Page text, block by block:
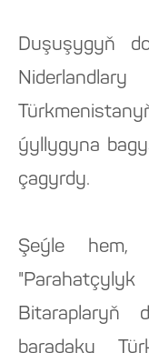
Duşuşygyň
ýyllygyna
çagyrdy.
Şeýle hem,
Bitaraplaryň
baradaky